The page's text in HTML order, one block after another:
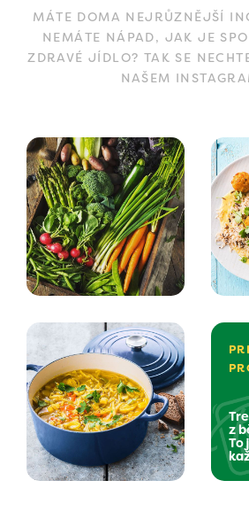
MÁTE DOMA NEJRŮZNĚJŠÍ
NEMÁTE NÁPAD, JAK JE
ZDRAVÉ JÍDLO? TAK SE
NAŠEM
z
To